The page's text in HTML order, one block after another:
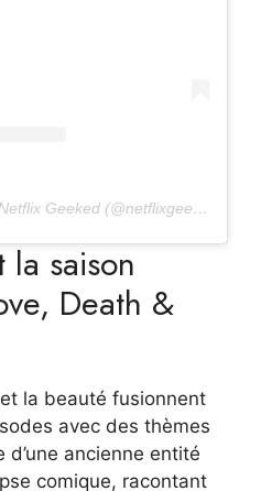
Un message partagé par Netflix Geeked (@netflixgeeked)
saison
Death &
la beauté fusionnent
avec des thèmes
ancienne entité
comique, racontant